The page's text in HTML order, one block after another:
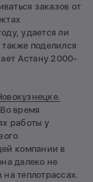
заказов от
удается ли
поделился
Астану 2000-
время
работы у
компании в
далеко не
теплотрассах.